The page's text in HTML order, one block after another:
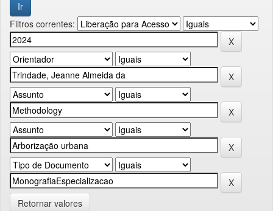
Filtros correntes:
Retornar valores